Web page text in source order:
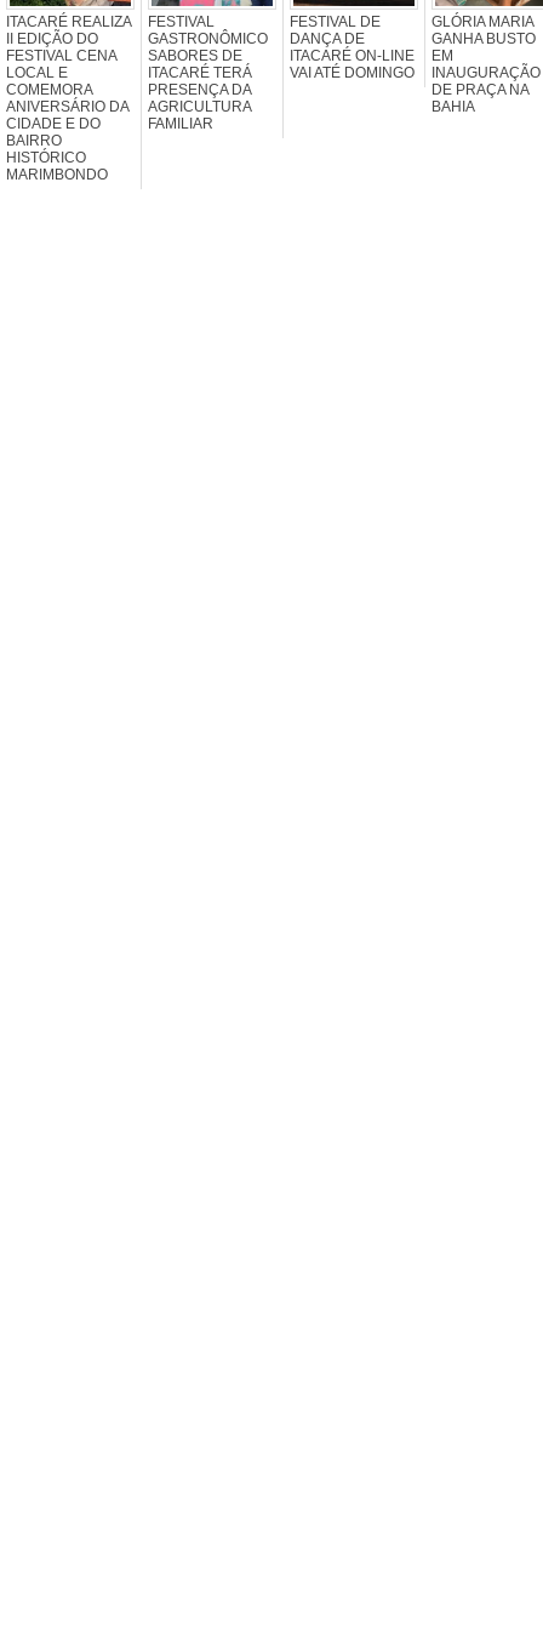
ITACARÉ REALIZA
II EDIÇÃO DO
FESTIVAL CENA
LOCAL E
COMEMORA
ANIVERSÁRIO DA
CIDADE E DO
BAIRRO
HISTÓRICO
MARIMBONDO
FESTIVAL
GASTRONÔMICO
SABORES DE
ITACARÉ TERÁ
PRESENÇA DA
AGRICULTURA
FAMILIAR
FESTIVAL DE
DANÇA DE
ITACARÉ ON-LINE
VAI ATÉ DOMINGO
GLÓRIA MARIA
GANHA BUSTO
EM
INAUGURAÇÃO
DE PRAÇA NA
BAHIA